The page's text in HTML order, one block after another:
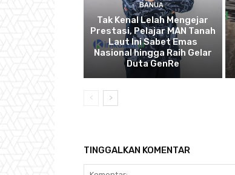
BANUA
Tak Kenal Lelah Mengejar
Prestasi, Pelajar MAN Tanah
Laut Ini Sabet Emas
Nasional hingga Raih Gelar
Duta GenRe
TINGGALKAN KOMENTAR